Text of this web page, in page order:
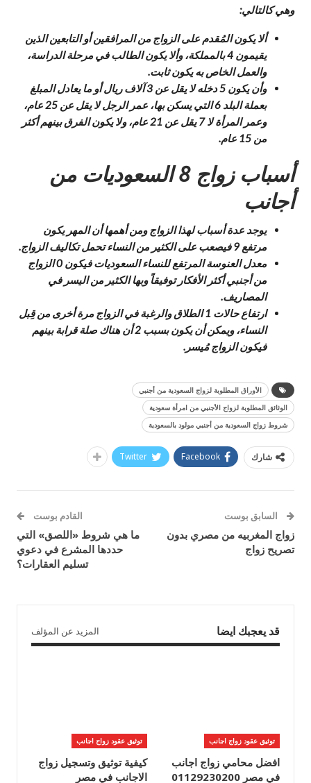
وهي كالتالي:
ألا يكون المُقدم على الزواج من المرافقين أو التابعين الذين
يقيمون 4 بالمملكة، وألا يكون الطالب في مرحلة الدراسة،
والعمل الخاص به يكون ثابت.
وأن يكون 5 دخله لا يقل عن 3 آلاف ريال أو ما يعادل المبلغ
بعملة البلد 6 التي يسكن بها، عمر الرجل لا يقل عن 25 عام،
وعمر المرأة لا 7 يقل عن 21 عام، ولا يكون الفرق بينهم أكثر
من 15 عام.
أسباب زواج 8 السعوديات من
أجانب
يوجد عدة أسباب لهذا الزواج ومن أهمها أن المهر يكون
مرتفع 9 فيصعب على الكثير من النساء تحمل تكاليف الزواج.
معدل العنوسة المرتفع للنساء السعوديات فيكون 0 الزواج
من أجنبي أكثر الأفكار توفيقاً وبها الكثير من اليسر في
المصاريف.
ارتفاع حالات 1 الطلاق والرغبة في الزواج مرة أخرى من قِبل
النساء، ويمكن أن يكون بسبب 2 أن هناك صلة قرابة بينهم
فيكون الزواج مُيسر.
الأوراق المطلوبة لزواج السعودية من أجنبي
الوثائق المطلوبة لزواج الأجنبي من امرأة سعودية
شروط زواج السعودية من أجنبي مولود بالسعودية
شارك Facebook
Twitter
السابق بوست
زواج المغربيه من مصري بدون
تصريح زواج
القادم بوست
ما هي شروط «اللصق» التي
حددها المشرع في دعوي
تسليم العقارات؟
قد يعجبك ايضا المزيد عن المؤلف
توثيق عقود زواج اجانب
افضل محامي زواج اجانب
في مصر 01129230200
توثيق عقود زواج اجانب
كيفية توثيق وتسجيل زواج
الاجانب في مصر